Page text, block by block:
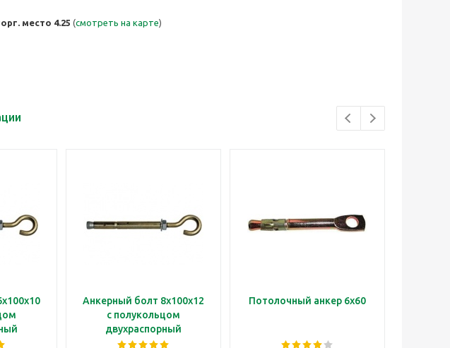
место 4.25 (смотреть на карте)
Анкерный болт 8х100х12
с полукольцом
двухраспорный
Потолочный анкер 6х60